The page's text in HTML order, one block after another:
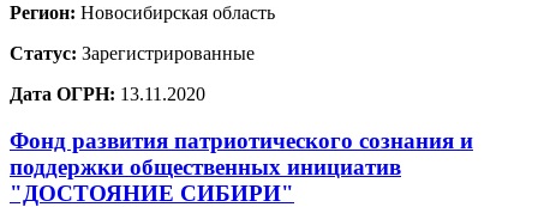
Регион: Новосибирская область
Статус: Зарегистрированные
Дата ОГРН: 13.11.2020
Фонд развития патриотического сознания и
поддержки общественных инициатив
"ДОСТОЯНИЕ СИБИРИ"